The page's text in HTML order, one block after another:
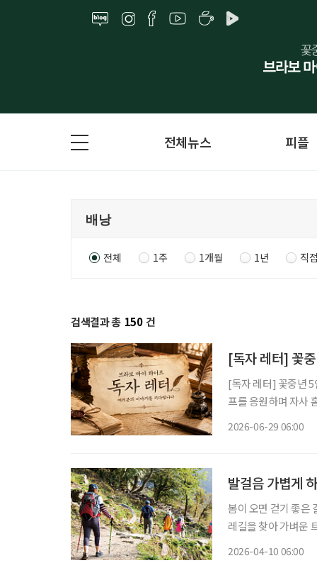
전체뉴스 피플
전체 1주 1개월 1년 직
검색결과 총 150 건
[독자 레터] 꽃
[독자 레터] 꽃중년 5인의 이야기 [독자 레터] ‘브라보 마
프를 응원하며 자사
2026-06-29 06:00
발걸음 가볍게
봄이 오면 걷기 좋은
레길을 찾아 가벼운
2026-04-10 06:00